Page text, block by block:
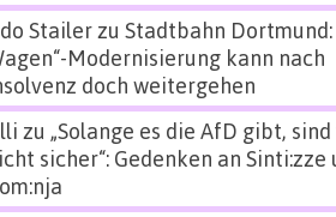
Stailerzu Stadtbahn Dortmund:
Modernisierung kann nach
doch weitergehen
zu „Solange es die AfD gibt,
sicher“: Gedenken an Sinti:zze